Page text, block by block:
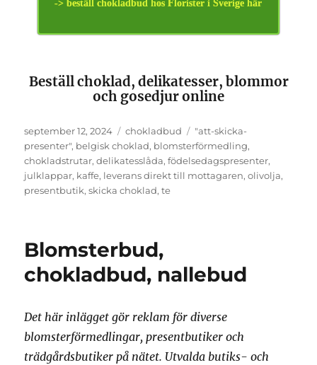
-> beställ chokladbud hos Florister i Sverige här
Beställ choklad, delikatesser, blommor
och gosedjur online
Publicerat
den
september 12, 2024 Kategorier
chokladbud Etiketter
"att-skicka-
presenter", belgisk choklad, blomsterförmedling,
chokladstrutar,delikatesslåda,födelsedagspresenter,
julklappar, kaffe, leverans direkt till mottagaren,olivolja,
presentbutik,skicka choklad,te
Blomsterbud,
chokladbud, nallebud
Det här inlägget gör reklam för diverse
blomsterförmedlingar, presentbutiker och
trädgårdsbutiker på nätet. Utvalda butiks- och